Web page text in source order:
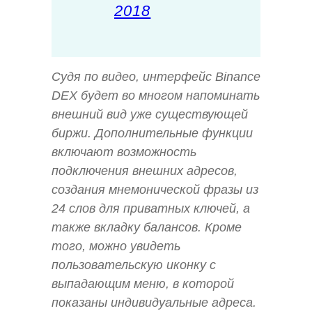
2018
Судя по видео, интерфейс Binance
DEX будет во многом напоминать
внешний вид уже существующей
биржи. Дополнительные функции
включают возможность
подключения внешних адресов,
создания мнемонической фразы из
24 слов для приватных ключей, а
также вкладку балансов. Кроме
того, можно увидеть
пользовательскую иконку с
выпадающим меню, в которой
показаны индивидуальные адреса.